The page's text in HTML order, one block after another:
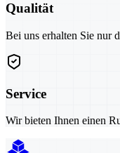
Qualität
Bei uns erhalten Sie nur
Service
Wir bieten Ihnen einen